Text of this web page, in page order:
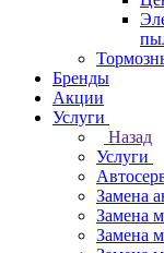
Бренды
Акции
Услуги
Назад
Услуги
Замена
Замена
Замена